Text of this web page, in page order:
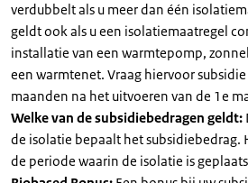
verdubbelt als u meer dan één
geldt ook als u een isolatiemaatregel
installatie van een warmtepomp,
een warmtenet. Vraag hiervoor
maanden na het uitvoeren van de 1e
Welke van de subsidiebedragen geldt:
de isolatie bepaalt het subsidiebedrag.
de periode waarin de isolatie is